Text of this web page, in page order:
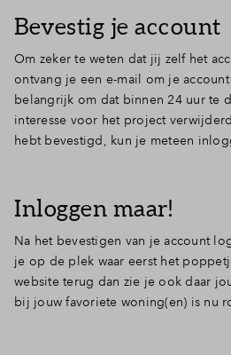
Bevestig je account
Om zeker te weten dat jij zelf het
ontvang je een e-mail om je
belangrijk om dat binnen 24 uur te
interesse voor het project
hebt bevestigd, kun je meteen
Inloggen maar!
Na het bevestigen van je account
je op de plek waar eerst het
website terug dan zie je ook daar
bij jouw favoriete woning(en) is nu